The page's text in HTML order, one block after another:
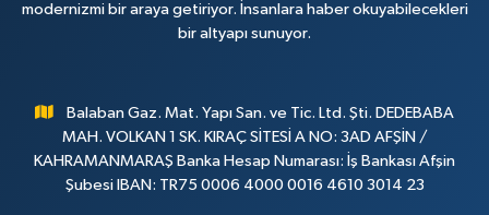
modernizmi bir araya getiriyor. İnsanlara haber okuyabilecekleri
bir altyapı sunuyor.
Balaban Gaz. Mat. Yapı San. ve Tic. Ltd. Şti. DEDEBABA
MAH. VOLKAN 1 SK. KIRAÇ SİTESİ A NO: 3AD AFŞİN /
KAHRAMANMARAŞ Banka Hesap Numarası: İş Bankası Afşin
Şubesi IBAN: TR75 0006 4000 0016 4610 3014 23